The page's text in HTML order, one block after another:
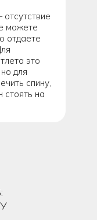
можете
отдаете
это
для
спину,
стоять на